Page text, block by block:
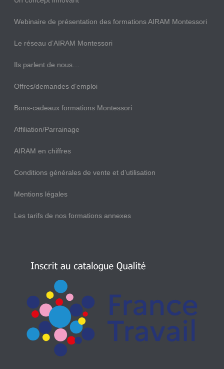
Webinaire de présentation des formations AIRAM Montessori
Le réseau d’AIRAM Montessori
Ils parlent de nous…
Offres/demandes d’emploi
Bons-cadeaux formations Montessori
Affiliation/Parrainage
AIRAM en chiffres
Conditions générales de vente et d’utilisation
Mentions légales
Les tarifs de nos formations annexes